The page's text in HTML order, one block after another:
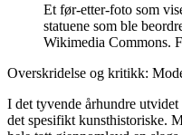
Et før-etter-foto som
statuene som ble
Wikimedia Commons.
Overskridelse og kritikk:
I det tyvende århundre
det spesifikt kunsthistoriske.